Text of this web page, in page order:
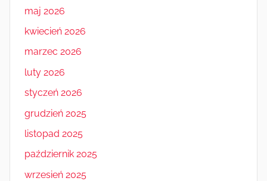
maj 2026
kwiecień 2026
marzec 2026
luty 2026
styczeń 2026
grudzień 2025
listopad 2025
październik 2025
wrzesień 2025